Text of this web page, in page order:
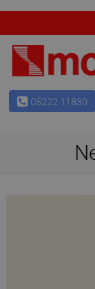
05222 11830